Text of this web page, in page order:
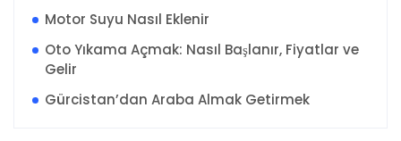
Motor Suyu Nasıl Eklenir
Oto Yıkama Açmak: Nasıl Başlanır, Fiyatlar ve
Gelir
Gürcistan’dan Araba Almak Getirmek